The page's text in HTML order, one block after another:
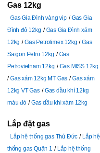
Gas 12kg
Gas Gia Đình vàng vip
Gas Gia
Đình đỏ 12kg
Gas Gia Đình xám
12kg
Gas Petrolimex 12kg
Gas
Saigon Petro 12kg
Gas
Petrovietnam 12kg
Gas MISS 12kg
Gas xám 12kg MT Gas
Gas xám
12kg VT Gas
Gas dầu khí 12kg
màu đỏ
Gas dầu khí xám 12kg
Lắp đặt gas
Lắp hệ thống gas Thủ Đức
Lắp hệ
thống gas Quận 1
Lắp hệ thống